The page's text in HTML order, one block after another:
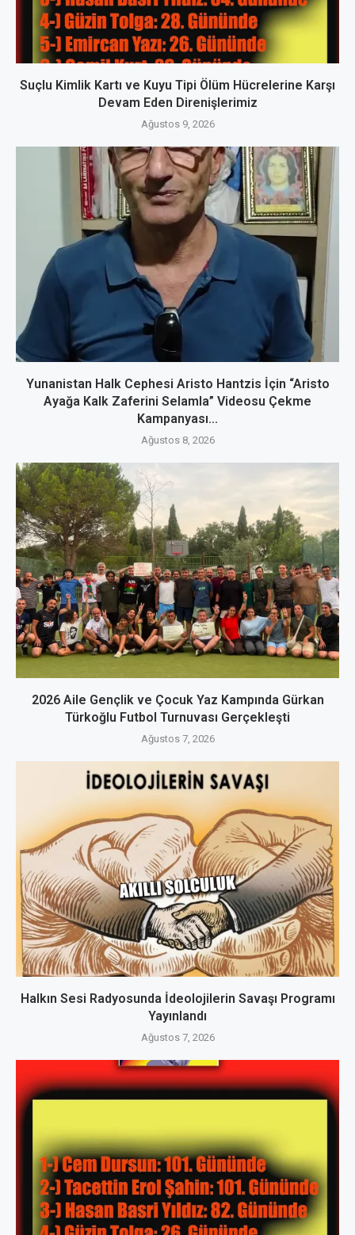
Suçlu Kimlik Kartı ve Kuyu Tipi Ölüm Hücrelerine Karşı
Devam Eden Direnişlerimiz
Ağustos 9, 2026
Yunanistan Halk Cephesi Aristo Hantzis İçin “Aristo
Ayağa Kalk Zaferini Selamla” Videosu Çekme
Kampanyası...
Ağustos 8, 2026
2026 Aile Gençlik ve Çocuk Yaz Kampında Gürkan
Türkoğlu Futbol Turnuvası Gerçekleşti
Ağustos 7, 2026
Halkın Sesi Radyosunda İdeolojilerin Savaşı Programı
Yayınlandı
Ağustos 7, 2026